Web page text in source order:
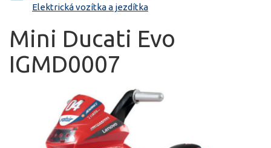
Elektrická vozítka a jezdítka
Mini Ducati Evo
IGMD0007